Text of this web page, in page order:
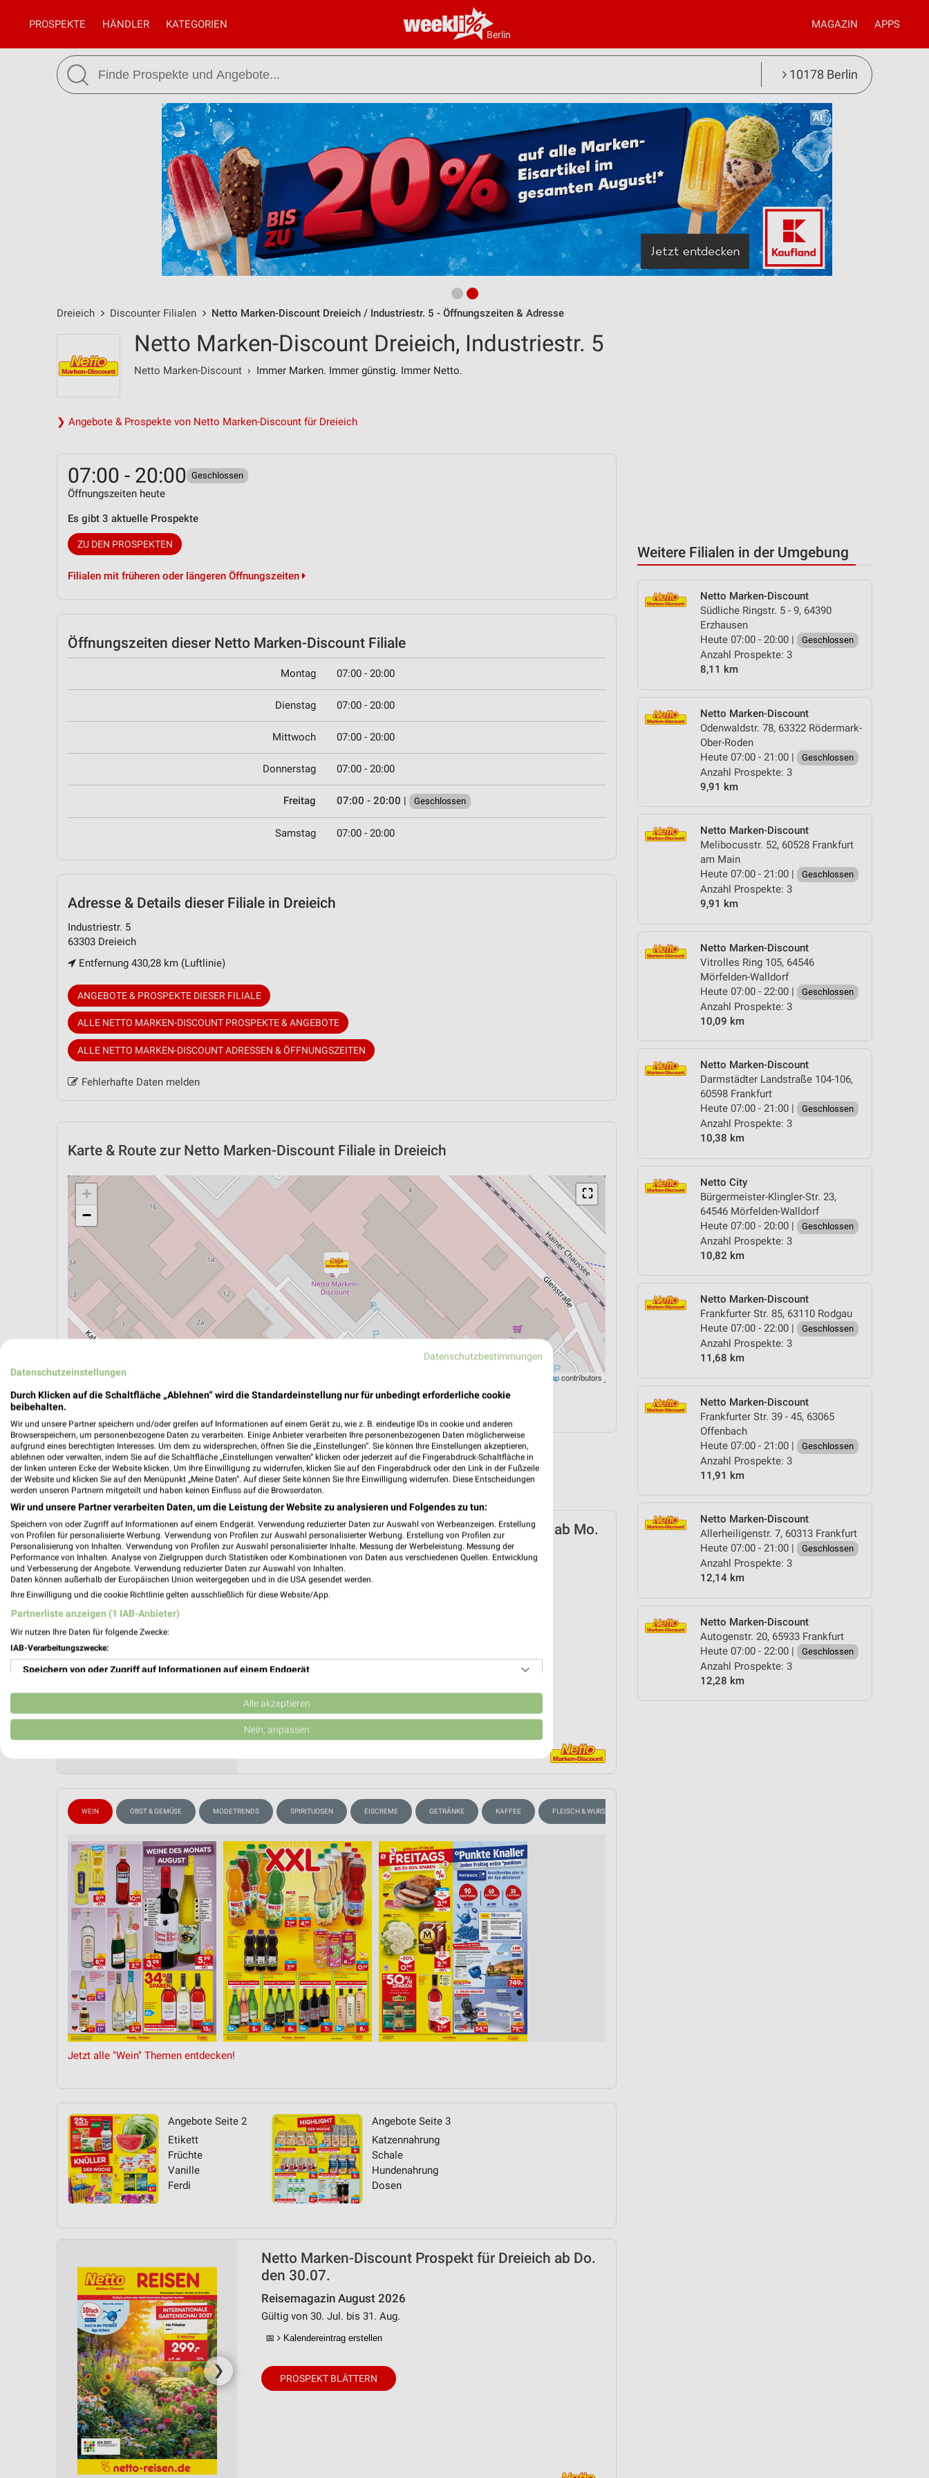
Berlin
PROSPEKTE HÄNDLER KATEGORIEN MAGAZIN APPS
10178 Berlin
Dreieich Discounter Filialen Netto Marken-Discount Dreieich / Industriestr. 5 - Öffnungszeiten & Adresse
Weitere Filialen in der Umgebung
Netto Marken-Discount
Südliche Ringstr. 5 - 9, 64390
Erzhausen
Heute 07:00 - 20:00 |
Geschlossen
Anzahl Prospekte: 3
8,11 km
Netto Marken-Discount
Odenwaldstr. 78, 63322 Rödermark-
Ober-Roden
Heute 07:00 - 21:00 |
Geschlossen
Anzahl Prospekte: 3
9,91 km
Netto Marken-Discount
Melibocusstr. 52, 60528 Frankfurt
am Main
Heute 07:00 - 21:00 |
Geschlossen
Anzahl Prospekte: 3
9,91 km
Netto Marken-Discount
Vitrolles Ring 105, 64546
Mörfelden-Walldorf
Heute 07:00 - 22:00 |
Geschlossen
Anzahl Prospekte: 3
10,09 km
Netto Marken-Discount
Darmstädter Landstraße 104-106,
60598 Frankfurt
Heute 07:00 - 21:00 |
Geschlossen
Anzahl Prospekte: 3
10,38 km
Netto City
Bürgermeister-Klingler-Str. 23,
64546 Mörfelden-Walldorf
Heute 07:00 - 20:00 |
Geschlossen
Anzahl Prospekte: 3
10,82 km
Netto Marken-Discount
Frankfurter Str. 85, 63110 Rodgau
Heute 07:00 - 22:00 |
Geschlossen
Anzahl Prospekte: 3
11,68 km
Netto Marken-Discount
Frankfurter Str. 39 - 45, 63065
Offenbach
Heute 07:00 - 21:00 |
Geschlossen
Anzahl Prospekte: 3
11,91 km
Netto Marken-Discount
Allerheiligenstr. 7, 60313 Frankfurt
Heute 07:00 - 21:00 |
Geschlossen
Anzahl Prospekte: 3
12,14 km
Netto Marken-Discount
Autogenstr. 20, 65933 Frankfurt
Heute 07:00 - 22:00 |
Geschlossen
Anzahl Prospekte: 3
12,28 km
Netto Marken-Discount Dreieich, Industriestr. 5
Netto Marken-Discount › Immer Marken. Immer günstig. Immer Netto.
❯ Angebote & Prospekte von Netto Marken-Discount für Dreieich
07:00 - 20:00 Geschlossen
Öffnungszeiten heute
Es gibt 3 aktuelle Prospekte
ZU DEN PROSPEKTEN
Filialen mit früheren oder längeren Öffnungszeiten
Öffnungszeiten dieser Netto Marken-Discount Filiale
Montag 07:00 - 20:00
Dienstag 07:00 - 20:00
Mittwoch 07:00 - 20:00
Donnerstag 07:00 - 20:00
Freitag 07:00 - 20:00 | Geschlossen
Samstag 07:00 - 20:00
Adresse & Details dieser Filiale in Dreieich
Industriestr. 5
63303 Dreieich
Entfernung 430,28 km (Luftlinie)
ANGEBOTE & PROSPEKTE DIESER FILIALE
ALLE NETTO MARKEN-DISCOUNT PROSPEKTE & ANGEBOTE
ALLE NETTO MARKEN-DISCOUNT ADRESSEN & ÖFFNUNGSZEITEN
Fehlerhafte Daten melden
Karte & Route zur Netto Marken-Discount Filiale in Dreieich
⛶
+
−
OpenStreetMapcontributors
Aktuelle Angebote in dieser Filiale
Anzahl Prospekte: 3
Letztes Prospektupdate: vor 6 Tagen
Netto Marken-Discount Prospekt für Dreieich ab Mo.
den 03.08.
Gültig von 03. Aug. bis 08. Aug.
📅 Kalendereintrag erstellen
WEIN OBST & GEMÜSE MODETRENDS SPIRITUOSEN EISCREME GETRÄNKE KAFFEE FLEISCH & WURST
Jetzt alle "Wein" Themen entdecken!
Angebote Seite 2
Etikett
Früchte
Vanille
Ferdi
Angebote Seite 3
Katzennahrung
Schale
Hundenahrung
Dosen
❯
Netto Marken-Discount Prospekt für Dreieich ab Do.
den 30.07.
Reisemagazin August 2026
Gültig von 30. Jul. bis 31. Aug.
📅 Kalendereintrag erstellen
PROSPEKT BLÄTTERN
Datenschutzbestimmungen
Datenschutzeinstellungen
Durch Klicken auf die Schaltfläche „Ablehnen“ wird die Standardeinstellung nur für unbedingt erforderliche cookie
beibehalten.
Wir und unsere Partner speichern und/oder greifen auf Informationen auf einem Gerät zu, wie z. B. eindeutige IDs in cookie und anderen
Browserspeichern, um personenbezogene Daten zu verarbeiten. Einige Anbieter verarbeiten Ihre personenbezogenen Daten möglicherweise
aufgrund eines berechtigten Interesses. Um dem zu widersprechen, öffnen Sie die „Einstellungen“. Sie können Ihre Einstellungen akzeptieren,
ablehnen oder verwalten, indem Sie auf die Schaltfläche „Einstellungen verwalten“ klicken oder jederzeit auf die Fingerabdruck-Schaltfläche in
der linken unteren Ecke der Website klicken. Um Ihre Einwilligung zu widerrufen, klicken Sie auf den Fingerabdruck oder den Link in der Fußzeile
der Website und klicken Sie auf den Menüpunkt „Meine Daten“. Auf dieser Seite können Sie Ihre Einwilligung widerrufen. Diese Entscheidungen
werden unseren Partnern mitgeteilt und haben keinen Einfluss auf die Browserdaten.
Wir und unsere Partner verarbeiten Daten, um die Leistung der Website zu analysieren und Folgendes zu tun:
Speichern von oder Zugriff auf Informationen auf einem Endgerät. Verwendung reduzierter Daten zur Auswahl von Werbeanzeigen. Erstellung
von Profilen für personalisierte Werbung. Verwendung von Profilen zur Auswahl personalisierter Werbung. Erstellung von Profilen zur
Personalisierung von Inhalten. Verwendung von Profilen zur Auswahl personalisierter Inhalte. Messung der Werbeleistung. Messung der
Performance von Inhalten. Analyse von Zielgruppen durch Statistiken oder Kombinationen von Daten aus verschiedenen Quellen. Entwicklung
und Verbesserung der Angebote. Verwendung reduzierter Daten zur Auswahl von Inhalten.
Daten können außerhalb der Europäischen Union weitergegeben und in die USA gesendet werden.
Ihre Einwilligung und die cookie Richtlinie gelten ausschließlich für diese Website/App.
Partnerliste anzeigen (1 IAB-Anbieter)
Wir nutzen Ihre Daten für folgende Zwecke:
IAB-Verarbeitungszwecke:
Speichern von oder Zugriff auf Informationen auf einem Endgerät
Verwendung reduzierter Daten zur Auswahl von Werbeanzeigen
Erstellung von Profilen für personalisierte Werbung
Verwendung von Profilen zur Auswahl personalisierter Inhalte
Messung der Werbeleistung
Messung der Performance von Inhalten
Analyse von Zielgruppen durch Statistiken oder Kombinationen von Daten aus verschiedenen
Entwicklung und Verbesserung der Angebote
Verwendung reduzierter Daten zur Auswahl von Inhalten
IAB-Besonderheiten:
Verwendung genauer Standortdaten
Geräte anhand von aktiv angeforderten Informationen identifizieren
Nicht-IAB-Verarbeitungszwecke:
Alle akzeptieren
Nein, anpassen